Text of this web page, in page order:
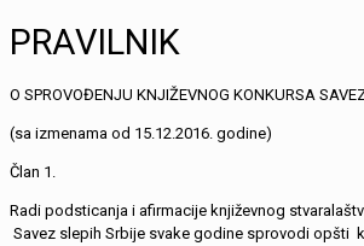
PRAVILNIK
O SPROVOĐENJU KNJIŽEVNOG KONKURSA
(sa izmenama od 15.12.2016. godine)
Član 1.
Radi podsticanja i afirmacije književnog
Savez slepih Srbije svake godine sprovodi opšti